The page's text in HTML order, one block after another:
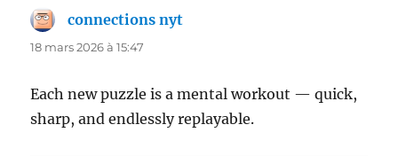
connections nyt
18 mars 2026 à 15:47
Each new puzzle is a mental workout — quick,
sharp, and endlessly replayable.